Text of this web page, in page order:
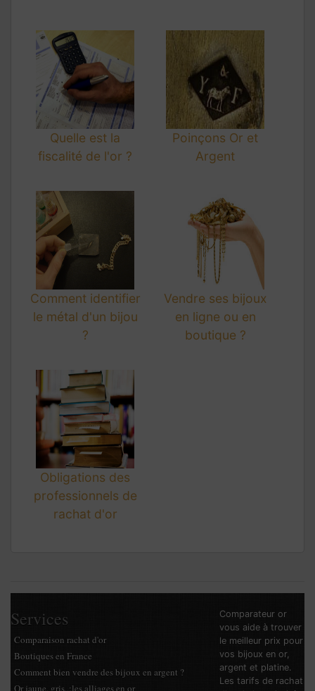
Quelle est la
fiscalité de l'or ?
Poinçons Or et
Argent
Comment identifier
le métal d'un bijou
?
Vendre ses bijoux
en ligne ou en
boutique ?
Obligations des
professionnels de
rachat d'or
Services
Comparaison rachat d'or
Boutiques en France
Comment bien vendre des bijoux en argent ?
Or jaune, gris..:les alliages en or
Comparateur or
vous aide à trouver
le meilleur prix pour
vos bijoux en or,
argent et platine.
Les tarifs de rachat